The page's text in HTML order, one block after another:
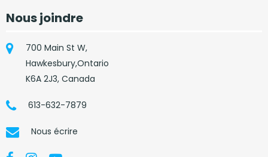
Nous joindre
700 Main St W,
Hawkesbury,Ontario
K6A 2J3, Canada
613-632-7879
Nous écrire